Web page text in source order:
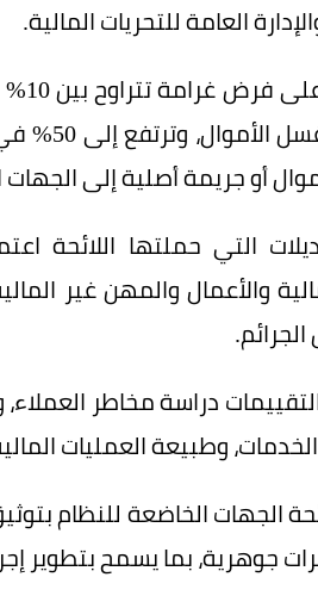
العامة للتحريات المالية.
انتفت
أو جريمة أصلية إلى الجهات
التي حملتها اللائحة
والأعمال والمهن غير
دراسة مخاطر العملاء،
وطبيعة العمليات
الجهات الخاضعة للنظام
جوهرية، بما يسمح بتطوير